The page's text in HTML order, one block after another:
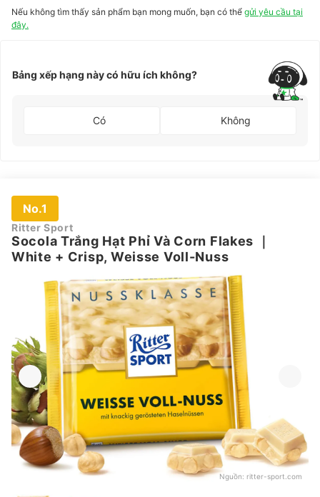
nhũ hóa,
chất tạo mùi
tổng hợp
Nếu không tìm thấy sản phẩm bạn mong muốn, bạn có thể gửi yêu cầu tại
đây.
Bảng xếp hạng này có hữu ích không?
Có Không
No.1
Ritter Sport
Socola Trắng Hạt Phỉ Và Corn Flakes
White + Crisp, Weisse Voll-Nuss
Nguồn: ritter-sport.com